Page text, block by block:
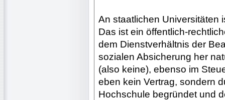
An staatlichen Universitäten
Das ist ein öffentlich-
dem Dienstverhältnis der
sozialen Absicherung her
(also keine), ebenso im
eben kein Vertrag, sondern
Hochschule begründet und